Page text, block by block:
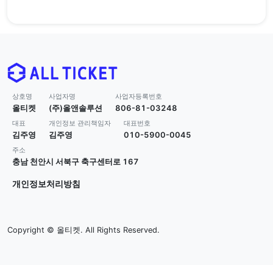
상호명
올티켓
사업자명
(주)올앤솔루션
사업자등록번호
806-81-03248
대표
김주영
개인정보 관리책임자
김주영
대표번호
010-5900-0045
주소
충남 천안시 서북구 축구센터로 167
개인정보처리방침
Copyright © 올티켓. All Rights Reserved.